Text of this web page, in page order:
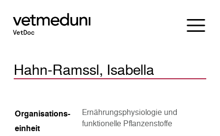
Hahn-Ramssl, Isabella
Organisations­
einheit
Ernährungsphysiologie und
funktionelle Pflanzenstoffe